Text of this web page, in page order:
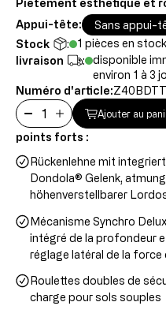
Piètement esthétique et
Appui-tête:
Sans appui-
Stock
:
1 pièces en stock
livraison
:
disponible
environ 1 à 3
Numéro d'article:
Ajouter au
points forts :
Rückenlehne mit
Dondola® Gelenk,
höhenverstellbarer
Mécanisme Synchro
intégré de la profondeur
réglage latéral de la
Roulettes doubles de
charge pour sols souples